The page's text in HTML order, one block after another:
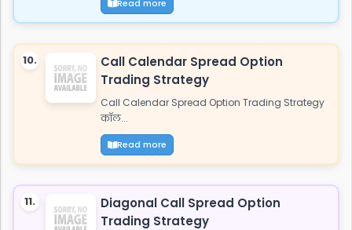
Read more
10.
Call Calendar Spread Option
Trading Strategy
Call Calendar Spread Option Trading Strategy
कॉल...
Read more
11.
Diagonal Call Spread Option
Trading Strategy